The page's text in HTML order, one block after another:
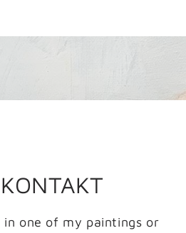
one of my paintings or